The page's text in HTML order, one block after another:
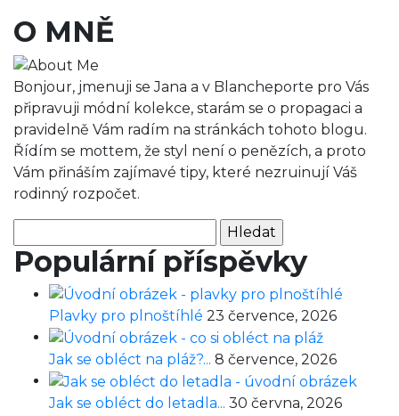
O MNĚ
Bonjour, jmenuji se Jana a v Blancheporte pro Vás
připravuji módní kolekce, starám se o propagaci a
pravidelně Vám radím na stránkách tohoto blogu.
Řídím se mottem, že styl není o penězích, a proto
Vám přináším zajímavé tipy, které nezruinují Váš
rodinný rozpočet.
Populární příspěvky
Plavky pro plnoštíhlé 23 července, 2026
Jak se obléct na pláž?... 8 července, 2026
Jak se obléct do letadla... 30 června, 2026